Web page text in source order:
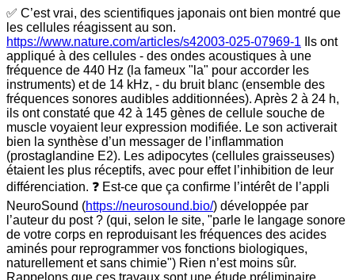
✅ C’est vrai, des scientifiques japonais ont bien montré que
les cellules réagissent au son.
https://www.nature.com/articles/s42003-025-07969-1 Ils ont
appliqué à des cellules - des ondes acoustiques à une
fréquence de 440 Hz (la fameux "la" pour accorder les
instruments) et de 14 kHz, - du bruit blanc (ensemble des
fréquences sonores audibles additionnées). Après 2 à 24 h,
ils ont constaté que 42 à 145 gènes de cellule souche de
muscle voyaient leur expression modifiée. Le son activerait
bien la synthèse d’un messager de l’inflammation
(prostaglandine E2). Les adipocytes (cellules graisseuses)
étaient les plus réceptifs, avec pour effet l’inhibition de leur
différenciation. ❓ Est-ce que ça confirme l’intérêt de l’appli
NeuroSound (https://neurosound.bio/) développée par
l’auteur du post ? (qui, selon le site, "parle le langage sonore
de votre corps en reproduisant les fréquences des acides
aminés pour reprogrammer vos fonctions biologiques,
naturellement et sans chimie") Rien n’est moins sûr.
Rappelons que ces travaux sont une étude préliminaire